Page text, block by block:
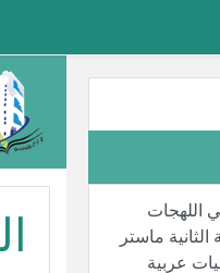
اللهجات
الثانية ماستر
عربية